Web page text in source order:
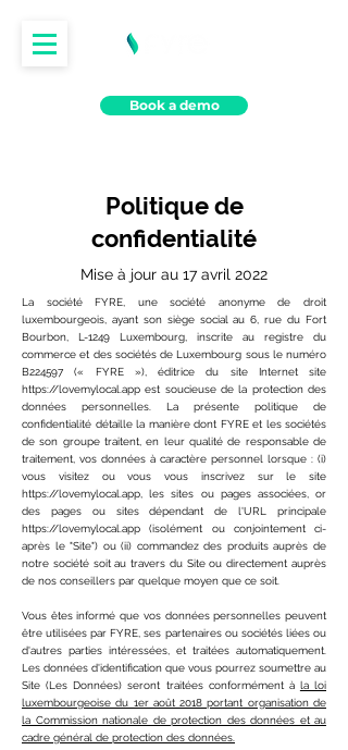
Book a demo
Politique de
confidentialité
Mise à jour au 17 avril 2022
La société FYRE, une société anonyme de droit
luxembourgeois, ayant son siège social au 6, rue du Fort
Bourbon, L-1249 Luxembourg, inscrite au registre du
commerce et des sociétés de Luxembourg sous le numéro
B224597 (« FYRE »), éditrice du site Internet site
https://lovemylocal.app est soucieuse de la protection des
données personnelles. La présente politique de
confidentialité détaille la manière dont FYRE et les sociétés
de son groupe traitent, en leur qualité de responsable de
traitement, vos données à caractère personnel lorsque : (i)
vous visitez ou vous vous inscrivez sur le site
https://lovemylocal.app , les sites ou pages associées, or
des pages ou sites dépendant de l'URL principale
https://lovemylocal.app (isolément ou conjointement ci-
après le "Site") ou (ii) commandez des produits auprès de
notre société soit au travers du Site ou directement auprès
de nos conseillers par quelque moyen que ce soit.
Vous êtes informé que vos données personnelles peuvent
être utilisées par FYRE, ses partenaires ou sociétés liées ou
d'autres parties intéressées, et traitées automatiquement.
Les données d'identification que vous pourrez soumettre au
Site (Les Données) seront traitées conformément à la loi
luxembourgeoise du 1er août 2018 portant organisation de
la Commission nationale de protection des données et au
cadre général de protection des données.